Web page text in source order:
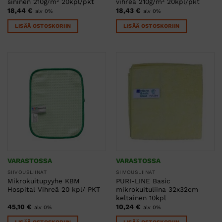
18,44 € alv 0%
LISÄÄ OSTOSKORIIN
18,43 € alv 0%
LISÄÄ OSTOSKORIIN
VARASTOSSA
SIIVOUSLIINAT
Mikrokuitupyyhe KBM
Hospital Vihreä 20 kpl/ PKT
45,10 € alv 0%
VARASTOSSA
SIIVOUSLIINAT
PURI-LINE Basic
mikrokuituliina 32x32cm
keltainen 10kpl
10,24 € alv 0%